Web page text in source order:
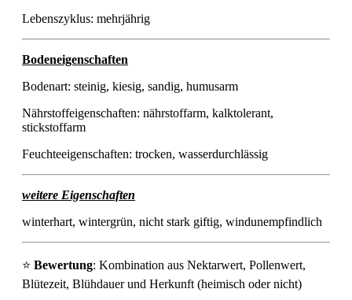
Lebenszyklus: mehrjährig
Bodeneigenschaften
Bodenart: steinig, kiesig, sandig, humusarm
Nährstoffeigenschaften: nährstoffarm, kalktolerant,
stickstoffarm
Feuchteeigenschaften: trocken, wasserdurchlässig
weitere Eigenschaften
winterhart, wintergrün, nicht stark giftig, windunempfindlich
⭐ Bewertung: Kombination aus Nektarwert, Pollenwert,
Blütezeit, Blühdauer und Herkunft (heimisch oder nicht)